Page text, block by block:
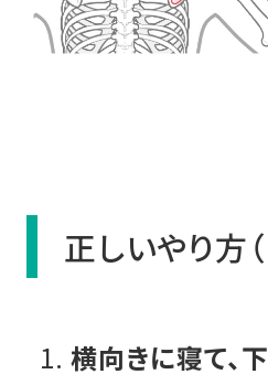
正しいやり方
横向きに寝て、